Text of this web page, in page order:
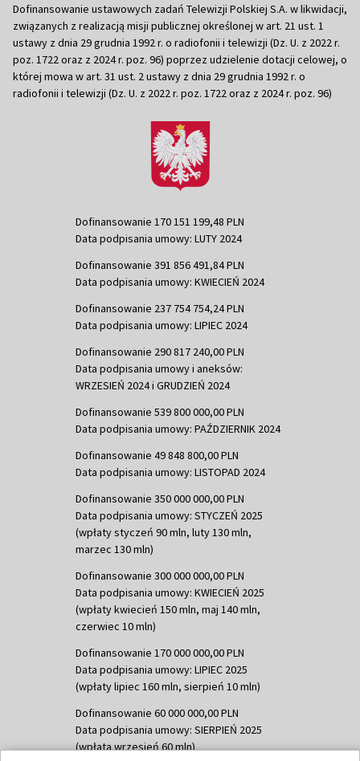
Dofinansowanie ustawowych zadań Telewizji Polskiej S.A. w likwidacji,
związanych z realizacją misji publicznej określonej w art. 21 ust. 1
ustawy z dnia 29 grudnia 1992 r. o radiofonii i telewizji (Dz. U. z 2022 r.
poz. 1722 oraz z 2024 r. poz. 96) poprzez udzielenie dotacji celowej, o
której mowa w art. 31 ust. 2 ustawy z dnia 29 grudnia 1992 r. o
radiofonii i telewizji (Dz. U. z 2022 r. poz. 1722 oraz z 2024 r. poz. 96)
Dofinansowanie 170 151 199,48 PLN
Data podpisania umowy: LUTY 2024
Dofinansowanie 391 856 491,84 PLN
Data podpisania umowy: KWIECIEŃ 2024
Dofinansowanie 237 754 754,24 PLN
Data podpisania umowy: LIPIEC 2024
Dofinansowanie 290 817 240,00 PLN
Data podpisania umowy i aneksów:
WRZESIEŃ 2024 i GRUDZIEŃ 2024
Dofinansowanie 539 800 000,00 PLN
Data podpisania umowy: PAŹDZIERNIK 2024
Dofinansowanie 49 848 800,00 PLN
Data podpisania umowy: LISTOPAD 2024
Dofinansowanie 350 000 000,00 PLN
Data podpisania umowy: STYCZEŃ 2025
(wpłaty styczeń 90 mln, luty 130 mln,
marzec 130 mln)
Dofinansowanie 300 000 000,00 PLN
Data podpisania umowy: KWIECIEŃ 2025
(wpłaty kwiecień 150 mln, maj 140 mln,
czerwiec 10 mln)
Dofinansowanie 170 000 000,00 PLN
Data podpisania umowy: LIPIEC 2025
(wpłaty lipiec 160 mln, sierpień 10 mln)
Dofinansowanie 60 000 000,00 PLN
Data podpisania umowy: SIERPIEŃ 2025
(wpłata wrzesień 60 mln)